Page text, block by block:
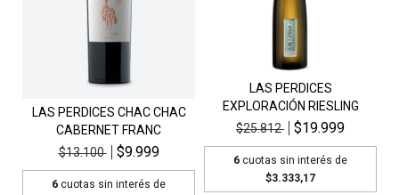
LAS PERDICES CHAC CHAC
CABERNET FRANC
$13.100
$9.999
6 cuotas sin interés de
LAS PERDICES
EXPLORACIÓN RIESLING
$25.812
$19.999
6 cuotas sin interés de
$3.333,17